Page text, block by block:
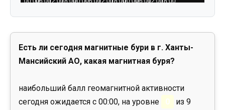
Есть ли сегодня магнитные бури в г. Ханты-
Мансийский АО, какая магнитная буря?
наибольший балл геомагнитной активности
сегодня ожидается с 00:00, на уровне
0
из 9